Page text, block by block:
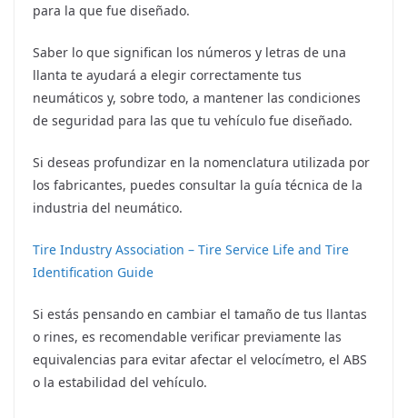
para la que fue diseñado.
Saber lo que significan los números y letras de una
llanta te ayudará a elegir correctamente tus
neumáticos y, sobre todo, a mantener las condiciones
de seguridad para las que tu vehículo fue diseñado.
Si deseas profundizar en la nomenclatura utilizada por
los fabricantes, puedes consultar la guía técnica de la
industria del neumático.
Tire Industry Association – Tire Service Life and Tire
Identification Guide
Si estás pensando en cambiar el tamaño de tus llantas
o rines, es recomendable verificar previamente las
equivalencias para evitar afectar el velocímetro, el ABS
o la estabilidad del vehículo.